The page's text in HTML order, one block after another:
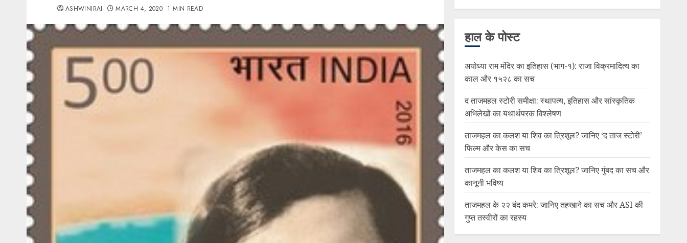
ASHWINIRAI MARCH 4, 2020 1 MIN READ
हाल के पोस्ट
अयोध्या राम मंदिर का इतिहास (भाग-१): राजा विक्रमादित्य का
काल और १५२८ का सच
द ताजमहल स्टोरी समीक्षा: स्थापत्य, इतिहास और सांस्कृतिक
अभिलेखों का यथार्थपरक विश्लेषण
ताजमहल का कलश या शिव का त्रिशूल? जानिए ‘द ताज स्टोरी’
फिल्म और केस का सच
ताजमहल का कलश या शिव का त्रिशूल? जानिए गुंबद का सच और
कानूनी भविष्य
ताजमहल के २२ बंद कमरे: जानिए तहखाने का सच और ASI की
गुप्त तस्वीरों का रहस्य